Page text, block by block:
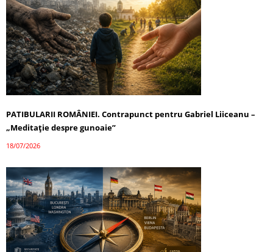
PATIBULARII ROMÂNIEI. Contrapunct pentru Gabriel Liiceanu –
„Meditație despre gunoaie”
18/07/2026